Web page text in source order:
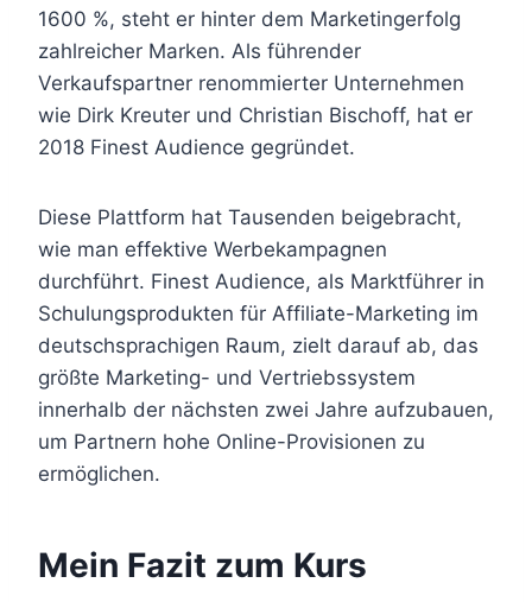
1600 %, steht er hinter dem Marketingerfolg
zahlreicher Marken. Als führender
Verkaufspartner renommierter Unternehmen
wie Dirk Kreuter und Christian Bischoff, hat er
2018 Finest Audience gegründet.
Diese Plattform hat Tausenden beigebracht,
wie man effektive Werbekampagnen
durchführt. Finest Audience, als Marktführer in
Schulungsprodukten für Affiliate-Marketing im
deutschsprachigen Raum, zielt darauf ab, das
größte Marketing- und Vertriebssystem
innerhalb der nächsten zwei Jahre aufzubauen,
um Partnern hohe Online-Provisionen zu
ermöglichen.
Mein Fazit zum Kurs